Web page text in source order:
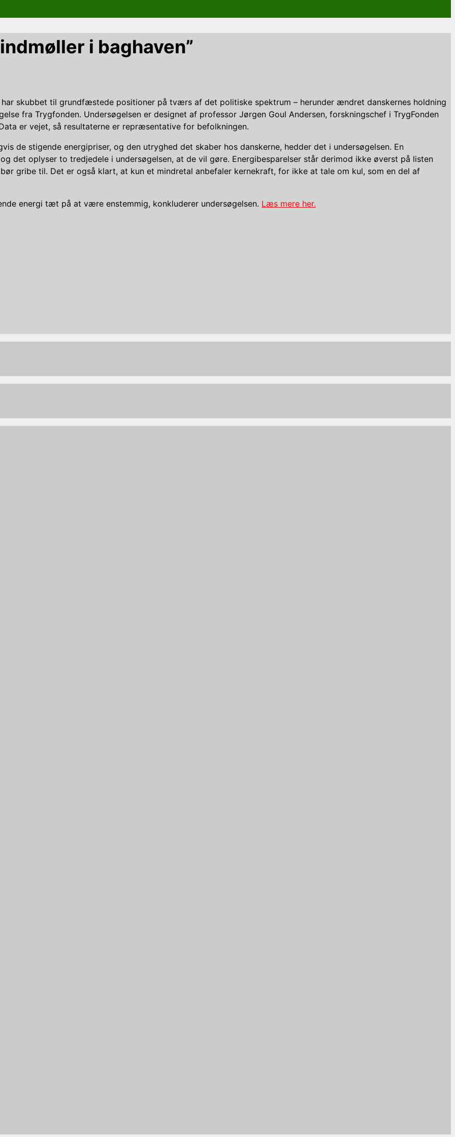
i baghaven”
skubbet til grundfæstede positioner på tværs af det politiske spektrum – herunder ændret danskernes holdning
fra Trygfonden. Undersøgelsen er designet af professor Jørgen Goul Andersen, forskningschef i TrygFonden
er vejet, så resultaterne er repræsentative for befolkningen.
de stigende energipriser, og den utryghed det skaber hos danskerne, hedder det i undersøgelsen. En
det oplyser to tredjedele i undersøgelsen, at de vil gøre. Energibesparelser står derimod ikke øverst på listen
gribe til. Det er også klart, at kun et mindretal anbefaler kernekraft, for ikke at tale om kul, som en del af
energi tæt på at være enstemmig, konkluderer undersøgelsen. Læs mere her.